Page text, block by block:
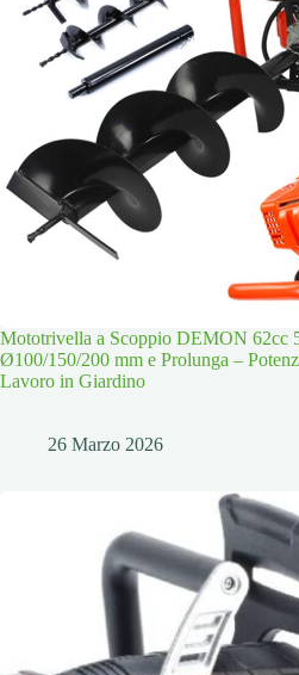
Mototrivella a Scoppio DEMON 62cc
Ø100/150/200 mm e Prolunga –
Lavoro in Giardino
26 Marzo 2026